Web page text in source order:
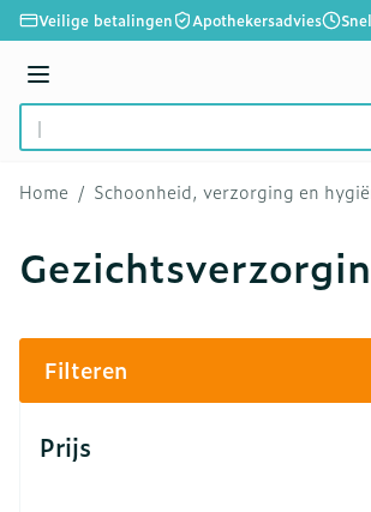
Ga naar de inhoud
Veilige betalingen Apothekersadvies
Menu
Product, merk, categorie...
Home / Schoonheid, verzorging en
Filteren
Prijs